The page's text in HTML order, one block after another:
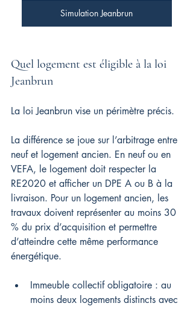
Simulation Jeanbrun
Quel logement est éligible à la loi
Jeanbrun
La loi Jeanbrun vise un périmètre précis.
La différence se joue sur l’arbitrage entre
neuf et logement ancien. En neuf ou en
VEFA, le logement doit respecter la
RE2020 et afficher un DPE A ou B à la
livraison. Pour un logement ancien, les
travaux doivent représenter au moins 30
% du prix d’acquisition et permettre
d’atteindre cette même performance
énergétique.
Immeuble collectif obligatoire : au
moins deux logements distincts avec